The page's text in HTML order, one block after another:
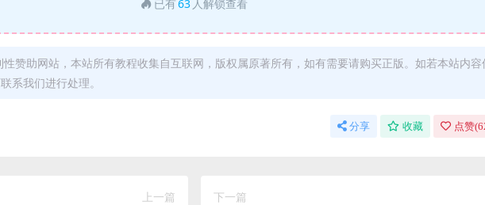
已有63 人解锁查看
赞助网站，本站所有教程收集自互联网，版权属原著所有，如有需要请购买正版。如若本站内容
系我们进行处理。
分享 收藏 点赞(
上一篇 下一篇